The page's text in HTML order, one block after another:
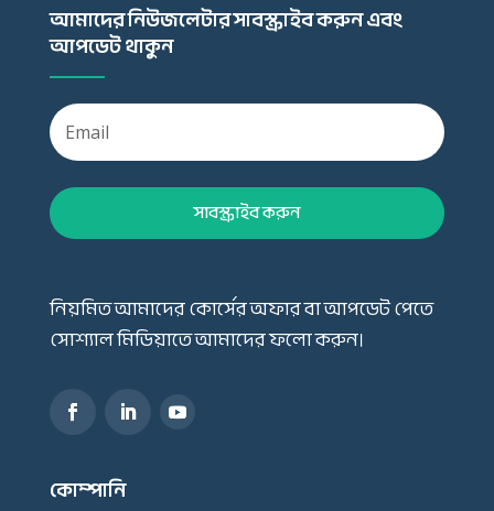
আমাদের নিউজলেটার সাবস্ক্রাইব করুন এবং
আপডেট থাকুন
সাবস্ক্রাইব করুন
নিয়মিত আমাদের কোর্সের অফার বা আপডেট পেতে
সোশ্যাল মিডিয়াতে আমাদের ফলো করুন।
কোম্পানি